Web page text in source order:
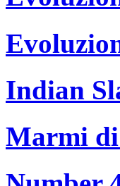
Indian
Marmi